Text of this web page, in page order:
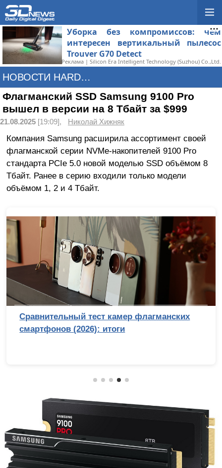
Уборка без компромиссов: чем
интересен вертикальный пылесос
Trouver G70 Detect
Реклама | Silicon Era Intelligent Technology (Suzhou) Co.,Ltd.
НОВОСТИ HARDWARE
Флагманский SSD Samsung 9100 Pro
вышел в версии на 8 Тбайт за $999
21.08.2025 [19:09], Николай Хижняк
Компания Samsung расширила ассортимент своей
флагманской серии NVMe-накопителей 9100 Pro
стандарта PCIe 5.0 новой моделью SSD объёмом 8
Тбайт. Ранее в серию входили только модели
объёмом 1, 2 и 4 Тбайт.
Сравнительный тест камер флагманских
смартфонов (2026): итоги